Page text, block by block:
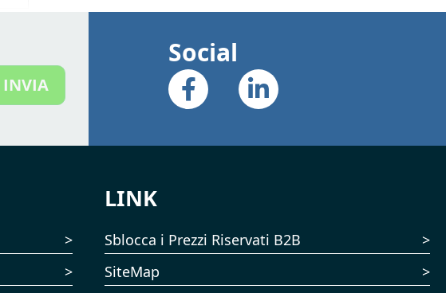
INVIA
Social
LINK
Sblocca i Prezzi Riservati B2B
SiteMap